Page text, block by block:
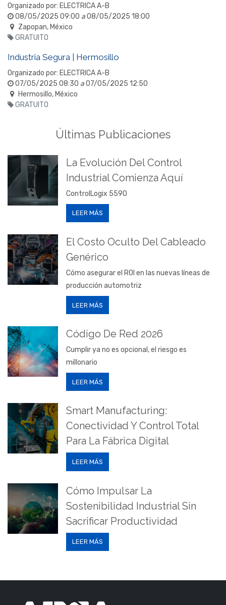
Organizado por: ELECTRICA A-B
08/05/2025 09:00 a08/05/2025 18:00
Zapopan, México
GRATUITO
Industria Segura | Hermosillo
Organizado por: ELECTRICA A-B
07/05/2025 08:30 a07/05/2025 12:50
Hermosillo, México
GRATUITO
Últimas Publicaciones
La Evolución Del Control
Industrial Comienza Aquí
ControlLogix 5590
LEER MÁS
El Costo Oculto Del Cableado
Genérico
Cómo asegurar el ROI en las nuevas líneas de
producción automotriz
LEER MÁS
Código De Red 2026
Cumplir ya no es opcional, el riesgo es
millonario
LEER MÁS
Smart Manufacturing:
Conectividad Y Control Total
Para La Fábrica Digital
LEER MÁS
Cómo Impulsar La
Sostenibilidad Industrial Sin
Sacrificar Productividad
LEER MÁS